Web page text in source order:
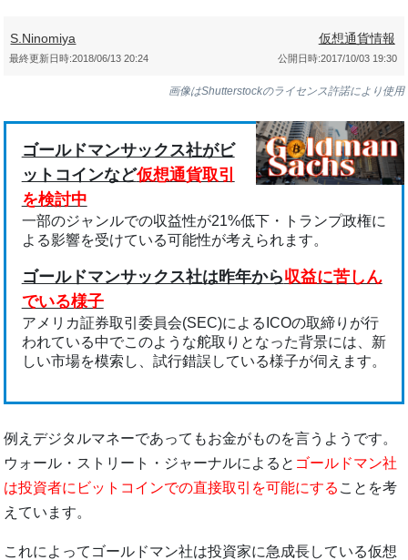
S.Ninomiya 仮想通貨情報
公開日時:2017/10/03 19:30
最終更新日時:2018/06/13 20:24
画像はShutterstockのライセンス許諾により使用
ゴールドマンサックス社がビ
ットコインなど仮想通貨取引
を検討中
一部のジャンルでの収益性が21%低下・トランプ政権に
よる影響を受けている可能性が考えられます。
ゴールドマンサックス社は昨年から収益に苦しん
でいる様子
アメリカ証券取引委員会(SEC)によるICOの取締りが行
われている中でこのような舵取りとなった背景には、新
しい市場を模索し、試行錯誤している様子が伺えます。
例えデジタルマネーであってもお金がものを言うようです。
ウォール・ストリート・ジャーナルによると ゴールドマン社
は投資者にビットコインでの直接取引を可能にする ことを考
えています。
これによってゴールドマン社は投資家に急成長している仮想